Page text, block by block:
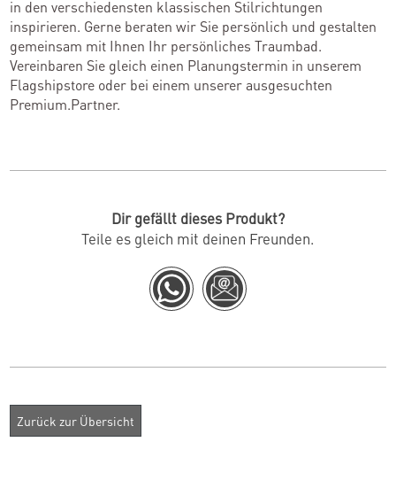
in den verschiedensten klassischen Stilrichtungen
inspirieren. Gerne beraten wir Sie persönlich und gestalten
gemeinsam mit Ihnen Ihr persönliches Traumbad.
Vereinbaren Sie gleich einen Planungstermin in unserem
Flagshipstore oder bei einem unserer ausgesuchten
Premium.Partner.
Dir gefällt dieses Produkt?
Teile es gleich mit deinen Freunden.